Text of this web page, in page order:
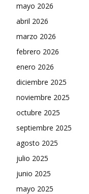
mayo 2026
abril 2026
marzo 2026
febrero 2026
enero 2026
diciembre 2025
noviembre 2025
octubre 2025
septiembre 2025
agosto 2025
julio 2025
junio 2025
mayo 2025